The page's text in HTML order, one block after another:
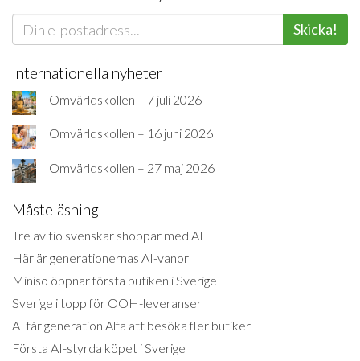
Skicka!
Internationella nyheter
Omvärldskollen – 7 juli 2026
Omvärldskollen – 16 juni 2026
Omvärldskollen – 27 maj 2026
Måsteläsning
Tre av tio svenskar shoppar med AI
Här är generationernas AI-vanor
Miniso öppnar första butiken i Sverige
Sverige i topp för OOH-leveranser
AI får generation Alfa att besöka fler butiker
Första AI-styrda köpet i Sverige